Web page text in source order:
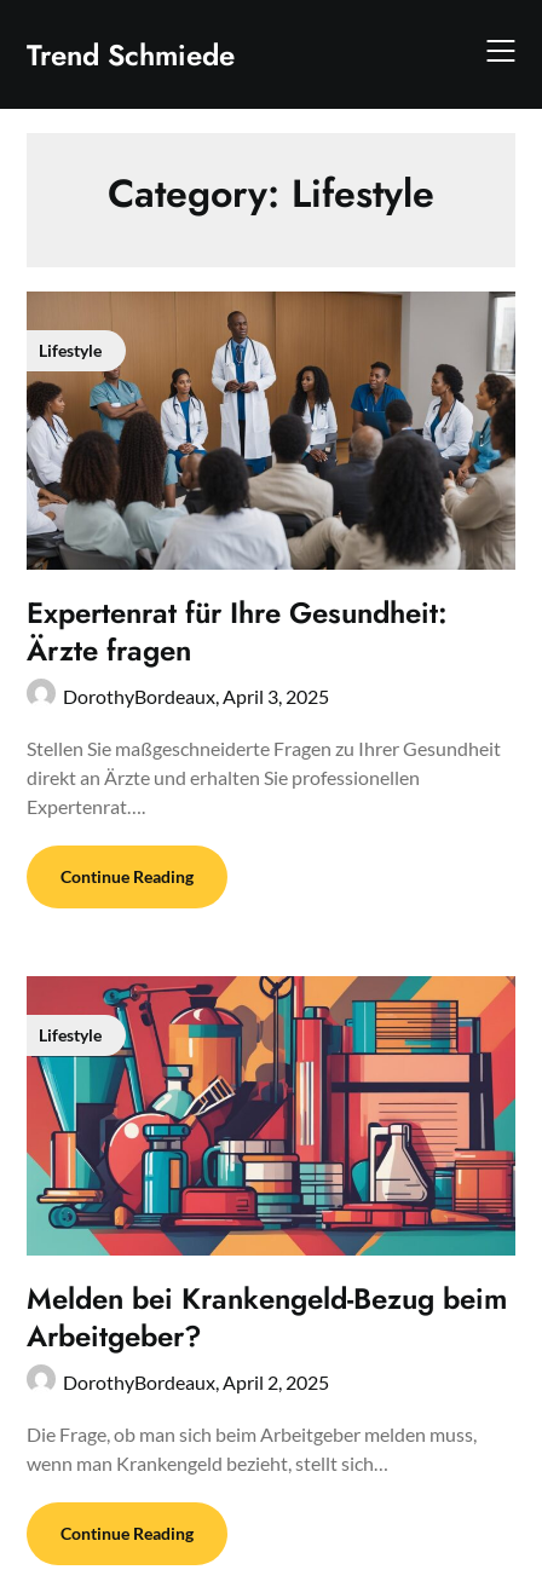
content
Trend Schmiede
Category: Lifestyle
Lifestyle
Expertenrat für Ihre Gesundheit:
Ärzte fragen
DorothyBordeaux,April 3, 2025
Stellen Sie maßgeschneiderte Fragen zu Ihrer Gesundheit
direkt an Ärzte und erhalten Sie professionellen
Expertenrat….
Continue Reading
Lifestyle
Melden bei Krankengeld-Bezug beim
Arbeitgeber?
DorothyBordeaux,April 2, 2025
Die Frage, ob man sich beim Arbeitgeber melden muss,
wenn man Krankengeld bezieht, stellt sich…
Continue Reading